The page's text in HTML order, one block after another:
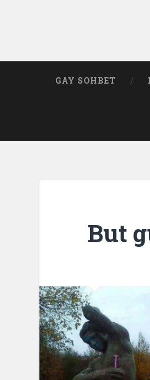
GAY SOHBET
But